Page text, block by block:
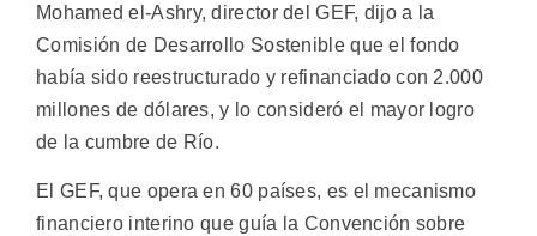
Mohamed el-Ashry, director del GEF, dijo a la
Comisión de Desarrollo Sostenible que el fondo
había sido reestructurado y refinanciado con 2.000
millones de dólares, y lo consideró el mayor logro
de la cumbre de Río.
El GEF, que opera en 60 países, es el mecanismo
financiero interino que guía la Convención sobre